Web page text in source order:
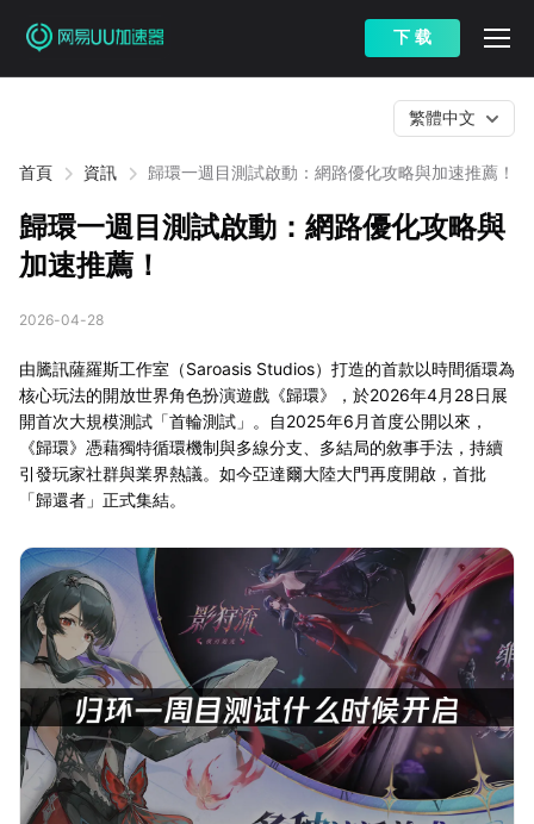
下 载
首頁 資訊 歸環一週目測試啟動：網路優化攻略與加速推薦！
繁體中文
歸環一週目測試啟動：網路優化攻略與
加速推薦！
2026-04-28
由騰訊薩羅斯工作室（Saroasis Studios）打造的首款以時間循環為
核心玩法的開放世界角色扮演遊戲《歸環》，於2026年4月28日展
開首次大規模測試「首輪測試」。自2025年6月首度公開以來，
《歸環》憑藉獨特循環機制與多線分支、多結局的敘事手法，持續
引發玩家社群與業界熱議。如今亞達爾大陸大門再度開啟，首批
「歸還者」正式集結。